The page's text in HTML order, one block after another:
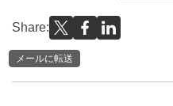
Share:
メールに転送